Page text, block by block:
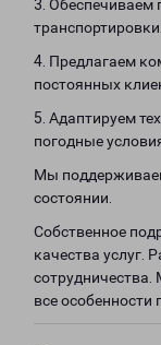
3. Обеспечиваем
транспортировки.
4. Предлагаем
постоянных
5. Адаптируем
погодные
Мы
состоянии.
Собственное
качества услуг.
сотрудничества.
все особенности